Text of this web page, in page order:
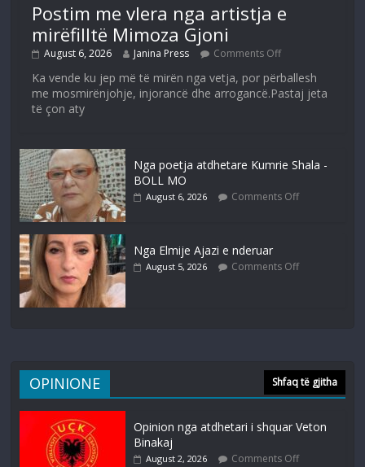
Postim me vlera nga artistja e
mirëfilltë Mimoza Gjoni
August 6, 2026 Janina Press Comments Off
Ka vende ku jep më të mirën nga vetja, por përballesh
me mosmirënjohje, injorancë dhe arrogancë.Pastaj jeta
të çon aty
Nga poetja atdhetare Kumrie Shala -
BOLL MO
August 6, 2026 Comments Off
Nga Elmije Ajazi e nderuar
August 5, 2026 Comments Off
OPINIONE Shfaq të gjitha
Opinion nga atdhetari i shquar Veton
Binakaj
August 2, 2026 Comments Off